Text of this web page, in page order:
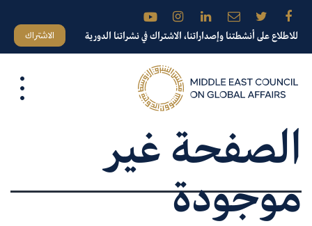
للاطلاع على أنشطتنا وإصداراتنا، الاشتراك في نشراتنا الدورية الاشتراك
الصفحة غير
موجودة